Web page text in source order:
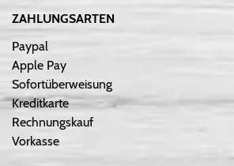
ZAHLUNGSARTEN
Paypal
Apple Pay
Sofortüberweisung
Kreditkarte
Rechnungskauf
Vorkasse